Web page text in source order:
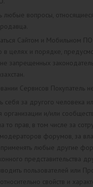
любые вопросы,
Сайтом и Мобильном ПО
в целях и порядке,
запрещенных
Сервисов Покупатель
себя за другого человека
организации и/или
то прав, в том числе за
форумов, за
применять любые другие
представительства
пользователей или
свойств и